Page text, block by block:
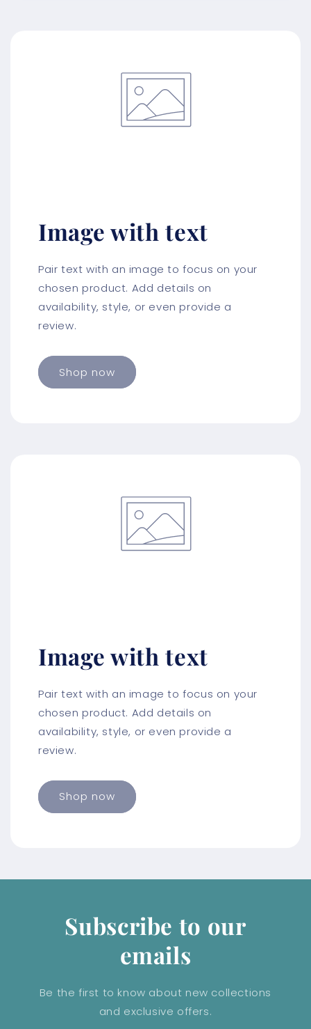
Image with text
Pair text with an image to focus on your
chosen product. Add details on
availability, style, or even provide a
review.
Shop now
Image with text
Pair text with an image to focus on your
chosen product. Add details on
availability, style, or even provide a
review.
Shop now
Subscribe to our
emails
Be the first to know about new collections
and exclusive offers.